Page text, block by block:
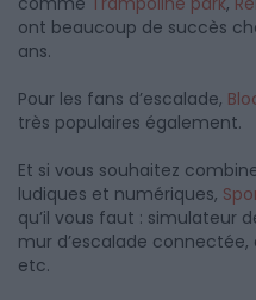
ont beaucoup de succès
ans.
Pour les fans d’escalade,
très populaires également.
Et si vous souhaitez
ludiques et numériques,
qu’il vous faut : simulateur
mur d’escalade connectée,
etc.